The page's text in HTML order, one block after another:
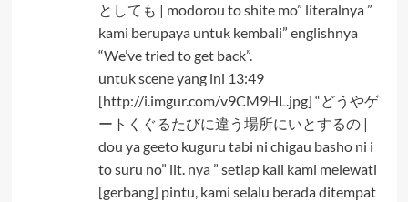
としても | modorou to shite mo” literalnya ”
kami berupaya untuk kembali” englishnya
“We’ve tried to get back”.
untuk scene yang ini 13:49
[http://i.imgur.com/v9CM9HL.jpg] “どうやゲ
ートくぐるたびに違う場所にいとするの |
dou ya geeto kuguru tabi ni chigau basho ni i
to suru no” lit. nya ” setiap kali kami melewati
[gerbang] pintu, kami selalu berada ditempat